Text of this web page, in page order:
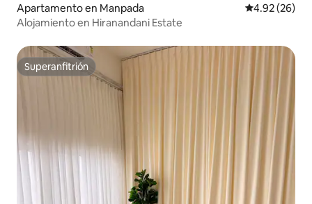
Apartamento en Manpada Calificación
4.92 (26)
Alojamiento en Hiranandani Estate
Superanfitrión
Superanfitrión